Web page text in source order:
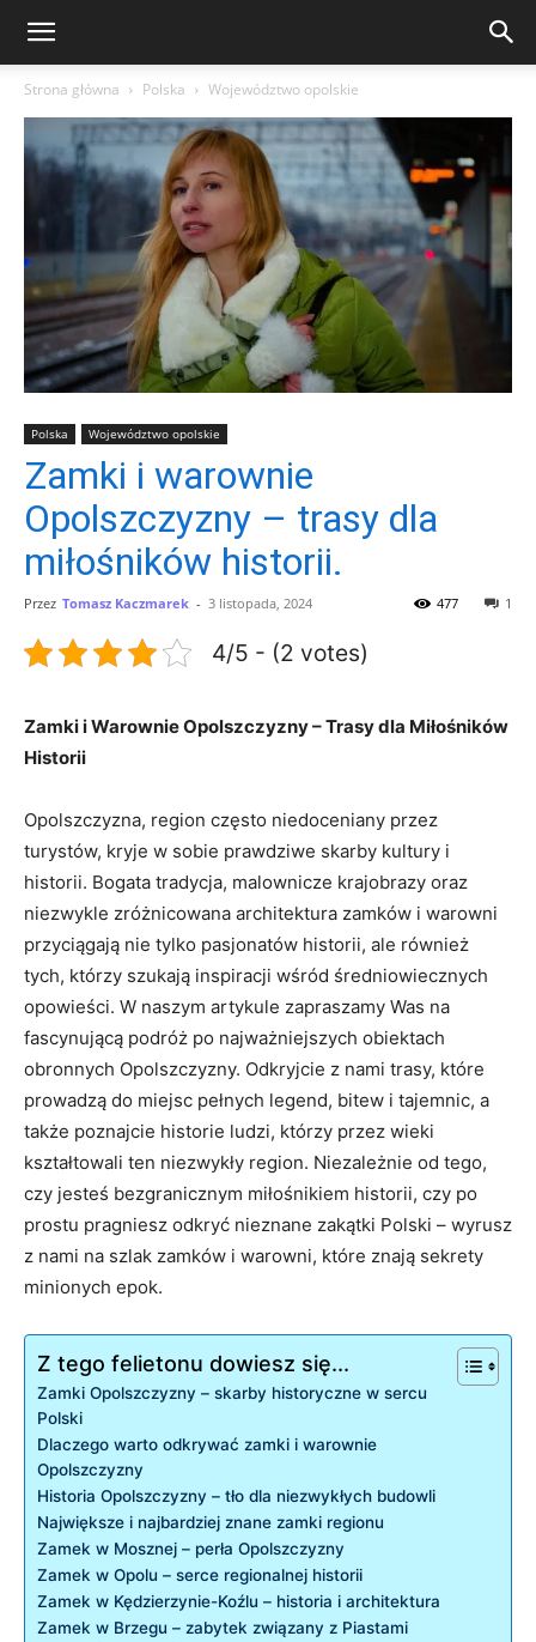
Strona główna Polska Województwo opolskie
Polska Województwo opolskie
Zamki i warownie
Opolszczyzny – trasy dla
miłośników historii.
Przez Tomasz Kaczmarek - 3 listopada, 2024 1
477
4/5 - (2 votes)
Zamki i ⁢Warownie Opolszczyzny – Trasy dla Miłośników⁢
Historii
Opolszczyzna, ‌region często ⁢niedoceniany przez
turystów, kryje w sobie prawdziwe ‌skarby kultury i
historii. Bogata ‌tradycja, malownicze ‍krajobrazy oraz
niezwykle zróżnicowana ⁢architektura zamków i warowni
przyciągają nie tylko pasjonatów ​historii, ale również
tych, którzy szukają inspiracji wśród średniowiecznych
opowieści. ⁢W naszym ‍artykule⁢ zapraszamy Was na
fascynującą podróż po najważniejszych obiektach
obronnych Opolszczyzny. Odkryjcie z nami trasy, które
prowadzą do miejsc pełnych legend,⁣ bitew i tajemnic, a‍
także poznajcie historie⁣ ludzi,⁣ którzy przez⁢ wieki ​
kształtowali ten niezwykły region. ‌Niezależnie od tego,
‌czy jesteś bezgranicznym miłośnikiem historii, ‍czy po
prostu pragniesz odkryć nieznane zakątki Polski – ⁤wyrusz
‍z nami⁤ na szlak zamków i warowni, które znają sekrety
minionych epok.
Z tego felietonu dowiesz się...
Zamki Opolszczyzny –⁤ skarby⁢ historyczne‍ w sercu
Polski
Dlaczego warto odkrywać‌ zamki⁢ i warownie ​
Opolszczyzny
Historia​ Opolszczyzny – ​tło⁣ dla niezwykłych⁢ budowli
Największe i​ najbardziej‍ znane zamki regionu
Zamek w Mosznej – perła Opolszczyzny
Zamek w Opolu – serce regionalnej historii
Zamek‌ w Kędzierzynie-Koźlu ⁣– historia i⁢ architektura
Zamek w⁤ Brzegu – zabytek związany ⁣z Piastami